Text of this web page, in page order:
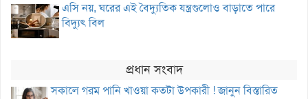
এসি নয়, ঘরের এই বৈদ্যুতিক যন্ত্রগুলোও বাড়াতে পারে
বিদ্যুৎ বিল
প্রধান সংবাদ
সকালে গরম পানি খাওয়া কতটা উপকারী ! জানুন বিস্তারিত